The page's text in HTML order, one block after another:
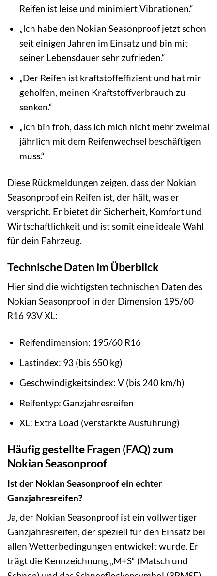
Reifen ist leise und minimiert Vibrationen.“
„Ich habe den Nokian Seasonproof jetzt schon
seit einigen Jahren im Einsatz und bin mit
seiner Lebensdauer sehr zufrieden.“
„Der Reifen ist kraftstoffeffizient und hat mir
geholfen, meinen Kraftstoffverbrauch zu
senken.“
„Ich bin froh, dass ich mich nicht mehr zweimal
jährlich mit dem Reifenwechsel beschäftigen
muss.“
Diese Rückmeldungen zeigen, dass der Nokian
Seasonproof ein Reifen ist, der hält, was er
verspricht. Er bietet dir Sicherheit, Komfort und
Wirtschaftlichkeit und ist somit eine ideale Wahl
für dein Fahrzeug.
Technische Daten im Überblick
Hier sind die wichtigsten technischen Daten des
Nokian Seasonproof in der Dimension 195/60
R16 93V XL:
Reifendimension: 195/60 R16
Lastindex: 93 (bis 650 kg)
Geschwindigkeitsindex: V (bis 240 km/h)
Reifentyp: Ganzjahresreifen
XL: Extra Load (verstärkte Ausführung)
Häufig gestellte Fragen (FAQ) zum
Nokian Seasonproof
Ist der Nokian Seasonproof ein echter
Ganzjahresreifen?
Ja, der Nokian Seasonproof ist ein vollwertiger
Ganzjahresreifen, der speziell für den Einsatz bei
allen Wetterbedingungen entwickelt wurde. Er
trägt die Kennzeichnung „M+S“ (Matsch und